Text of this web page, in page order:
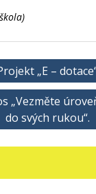
„E –
„Vezměte
do svých rukou“.